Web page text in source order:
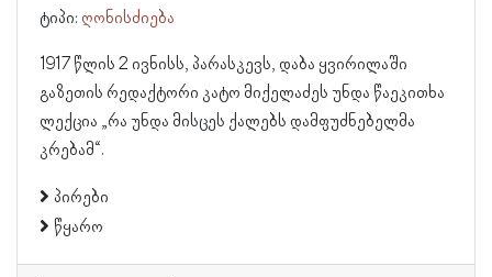
ტიპი: ღონისძიება
1917 წლის 2 ივნისს, პარასკევს, დაბა ყვირილაში
გაზეთის რედაქტორი კატო მიქელაძეს უნდა წაეკითხა
ლექცია „რა უნდა მისცეს ქალებს დამფუძნებელმა
კრებამ“.
პირები
წყარო